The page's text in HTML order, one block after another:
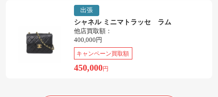
出張
シャネル ミニマトラッセ ラム
他店買取額：
400,000円
キャンペーン買取額
450,000円